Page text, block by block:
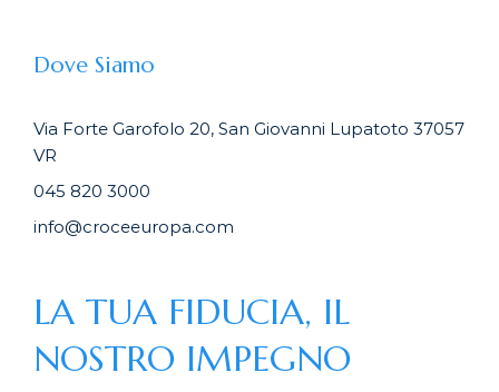
Dove Siamo
Via Forte Garofolo 20, San Giovanni Lupatoto 37057
VR
045 820 3000
info@croceeuropa.com
LA TUA FIDUCIA, IL
NOSTRO IMPEGNO